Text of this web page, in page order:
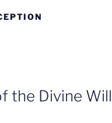
the Divine